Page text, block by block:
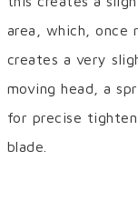
area, which, once
creates a very
moving head, a
for precise
blade.